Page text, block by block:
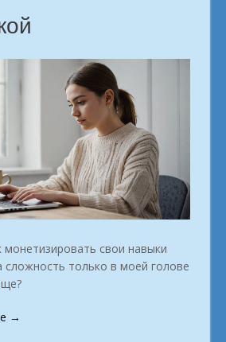
свои навыки
сложность только в моей голове
«Список
→